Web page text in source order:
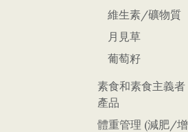
維生素/礦物質
月見草
葡萄籽
素食和素食主義者
產品
體重管理 (減肥/增